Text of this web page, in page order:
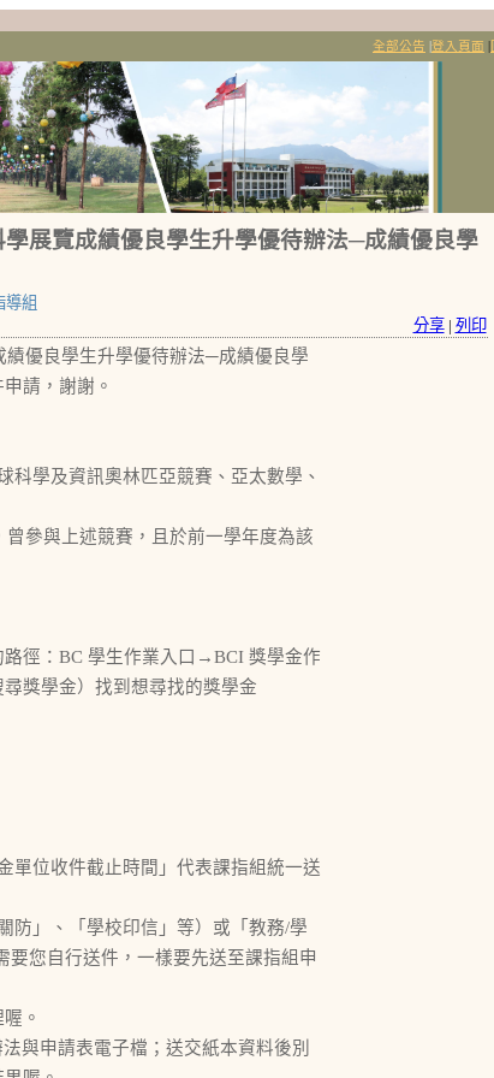
全部公告 登入頁面
展覽成績優良學生升學優待辦法─成績優良學
導組
分享 | 列印
優良學生升學優待辦法─成績優良學
請，謝謝。
科學及資訊奧林匹亞競賽、亞太數學、
參與上述競賽，且於前一學年度為該
徑：BC 學生作業入口→BCI 獎學金作
獎學金）找到想尋找的獎學金
單位收件截止時間」代表課指組統一送
防」、「學校印信」等）或「教務/學
您自行送件，一樣要先送至課指組申
。
與申請表電子檔；送交紙本資料後別